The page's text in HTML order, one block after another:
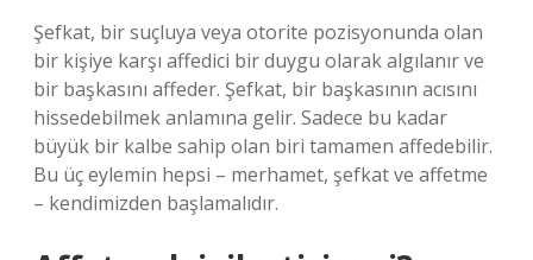
Şefkat, bir suçluya veya otorite pozisyonunda olan
bir kişiye karşı affedici bir duygu olarak algılanır ve
bir başkasını affeder. Şefkat, bir başkasının acısını
hissedebilmek anlamına gelir. Sadece bu kadar
büyük bir kalbe sahip olan biri tamamen affedebilir.
Bu üç eylemin hepsi – merhamet, şefkat ve affetme
– kendimizden başlamalıdır.